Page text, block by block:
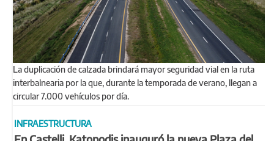
La duplicación de calzada brindará mayor seguridad vial en la ruta
interbalnearia por la que, durante la temporada de verano, llegan a
circular 7.000 vehículos por día.
INFRAESTRUCTURA